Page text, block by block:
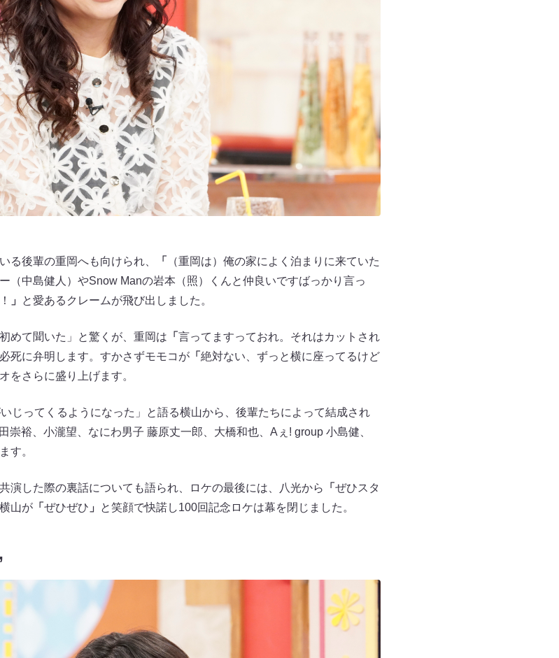
る後輩の重岡へも向けられ、 「
（重岡は）俺の家によく泊まりに来ていた
（中島健人）やSnow Manの岩本（照）くんと仲良いですばっかり言っ
」 と愛あるクレームが飛び出しました。
めて聞いた」と驚くが、重岡は 「 言ってますっておれ。それはカットされ
死に弁明します。すかさずモモコが「 絶対ない、ずっと横に座ってるけど
をさらに盛り上げます。
じってくるようになった」と語る横山から、後輩たちによって結成され
崇裕、小瀧望、なにわ男子 藤原丈一郎、大橋和也、Aぇ! group 小島健、
す。
演した際の裏話についても語られ、ロケの最後には、八光から 「 ぜひスタ
山が「 ぜひぜひ 」 と笑顔で快諾し100回記念ロケは幕を閉じました。